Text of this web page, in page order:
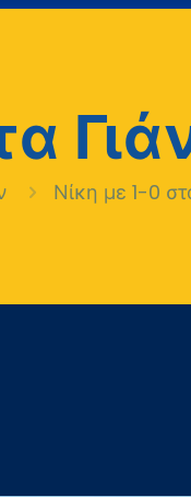
Νίκη με 1-0